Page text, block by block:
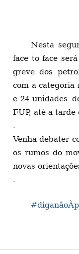
Nesta
face to face
greve dos
com a categoria
e 24 unidades
FUP, até a tarde
.
Venha debater
os rumos do
novas
.
#